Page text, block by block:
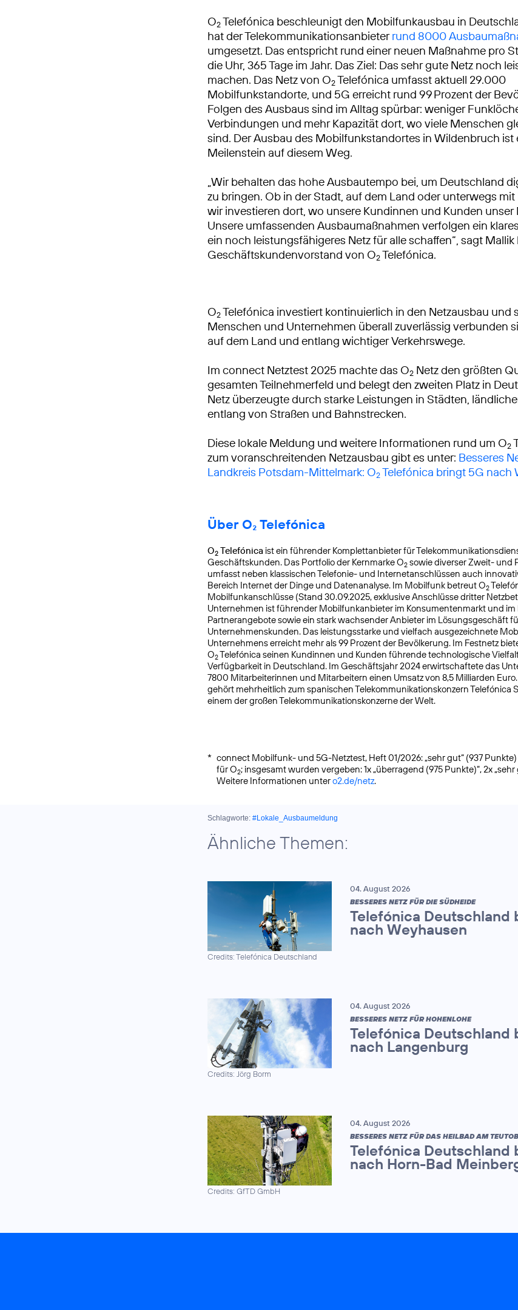
O2Telefónica beschleunigt den Mobilfunkausbau in
hat der Telekommunikationsanbieterrund 8000
umgesetzt. Das entspricht rund einer neuen Maßnahme pro
die Uhr, 365 Tage im Jahr. Das Ziel: Das sehr gute Netz noch
machen. Das Netz von O2Telefónica umfasst aktuell 29.000
Mobilfunkstandorte, und 5G erreicht rund 99 Prozent der
Folgen des Ausbaus sind im Alltag spürbar: weniger
Verbindungen und mehr Kapazität dort, wo viele Menschen
sind. Der Ausbau des Mobilfunkstandortes in Wildenbruch ist
Meilenstein auf diesem Weg.
„Wir behalten das hohe Ausbautempo bei, um Deutschland
zu bringen. Ob in der Stadt, auf dem Land oder unterwegs
wir investieren dort, wo unsere Kundinnen und Kunden unser
Unsere umfassenden Ausbaumaßnahmen verfolgen ein
ein noch leistungsfähigeres Netz für alle schaffen“, sagt Mallik
Geschäftskundenvorstand von O2Telefónica.
O2Telefónica investiert kontinuierlich in den Netzausbau und
Menschen und Unternehmen überall zuverlässig verbunden
auf dem Land und entlang wichtiger Verkehrswege.
Im connect Netztest 2025 machte das O2 Netz den größten
gesamten Teilnehmerfeld und belegt den zweiten Platz in
Netz überzeugte durch starke Leistungen in Städten,
entlang von Straßen und Bahnstrecken.
Diese lokale Meldung und weitere Informationen rund um O2
zum voranschreitenden Netzausbau gibt es unter: Besseres
Landkreis Potsdam-Mittelmark: O2Telefónica bringt 5G nach
Über O₂ Telefónica
O2 Telefónica ist ein führender Komplettanbieter für
Geschäftskunden. Das Portfolio der Kernmarke O2 sowie diverser Zweit- und
umfasst neben klassischen Telefonie- und Internetanschlüssen auch
Bereich Internet der Dinge und Datenanalyse. Im Mobilfunk betreut O2
Mobilfunkanschlüsse (Stand 30.09.2025, exklusive Anschlüsse dritter
Unternehmen ist führender Mobilfunkanbieter im Konsumentenmarkt und
Partnerangebote sowie ein stark wachsender Anbieter im Lösungsgeschäft
Unternehmenskunden. Das leistungsstarke und vielfach ausgezeichnete
Unternehmens erreicht mehr als 99 Prozent der Bevölkerung. Im Festnetz
O2Telefónica seinen Kundinnen und Kunden führende technologische
Verfügbarkeit in Deutschland. Im Geschäftsjahr 2024 erwirtschaftete das
7800 Mitarbeiterinnen und Mitarbeitern einen Umsatz von 8,5 Milliarden
gehört mehrheitlich zum spanischen Telekommunikationskonzern Telefónica
einem der großen Telekommunikationskonzerne der Welt.
* connect Mobilfunk- und 5G-Netztest, Heft 01/2026: „sehr gut“ (937
für O2; insgesamt wurden vergeben: 1x „überragend (975 Punkte)“, 2x
Weitere Informationen untero2.de/netz.
Schlagworte: #Lokale_Ausbaumeldung
Ähnliche Themen:
Credits: Telefónica Deutschland
04. August 2026
BESSERES NETZ FÜR DIE SÜDHEIDE
Telefónica Deutschland
nach Weyhausen
Credits: Jörg Borm
04. August 2026
BESSERES NETZ FÜR HOHENLOHE
Telefónica Deutschland
nach Langenburg
Credits: GfTD GmbH
04. August 2026
BESSERES NETZ FÜR DAS HEILBAD AM
Telefónica Deutschland
nach Horn-Bad